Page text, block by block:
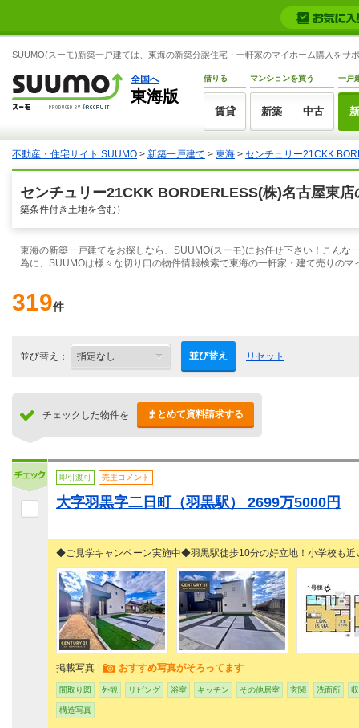
SUUMO(スーモ)新築一戸建ては、東海の新築分譲住宅・一軒家のマイホーム購入をサ
全国へ
東海版
借りる
賃貸
マンションを買う
新築 中古
一戸
不動産・住宅サイト SUUMO > 新築一戸建て > 東海 > センチュリー21CKK
センチュリー21CKK BORDERLESS(株)名古屋東
築条件付き土地を含む）
東海の新築一戸建てをお探しなら、SUUMO(スーモ)にお任せ下さい！こん
為に、SUUMOは様々な切り口の物件情報検索で東海の一軒家・建て売りの
319件
並び替え： 並び替え リセット
チェックした物件を まとめて資料請求する
即引渡可 売主コメント
大字羽黒字二日町（羽黒駅） 2699万5000円
◆ご見学キャンペーン実施中◆羽黒駅徒歩10分の好立地！小学校
掲載写真 おすすめ写真がそろってます
間取り図 外観 リビング 浴室 キッチン その他居室 玄関 洗面所
構造写真